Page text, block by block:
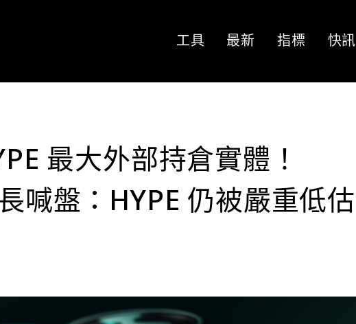
工具 最新 指標 快訊
最大外部持倉實體！
喊盤：HYPE 仍被嚴重低估